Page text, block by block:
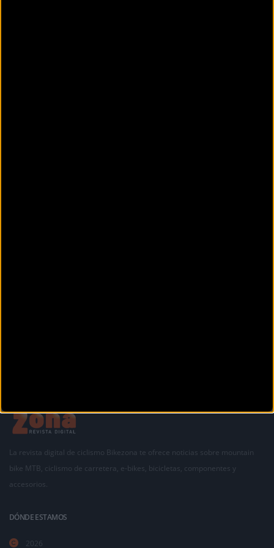
La revista digital de ciclismo Bikezona te ofrece noticias sobre mountain
bike MTB, ciclismo de carretera, e-bikes, bicicletas, componentes y
accesorios.
DÓNDE ESTAMOS
2026